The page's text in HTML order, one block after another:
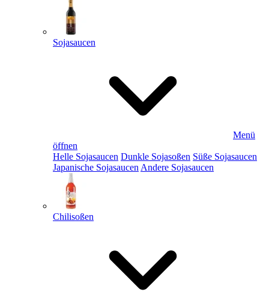
Sojasaucen
Menü
öffnen
Helle Sojasaucen Dunkle Sojasoßen Süße Sojasaucen
Japanische Sojasaucen Andere Sojasaucen
Chilisoßen